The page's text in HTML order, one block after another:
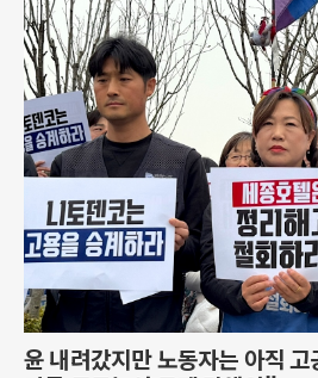
윤 내려갔지만 노동자는 아직